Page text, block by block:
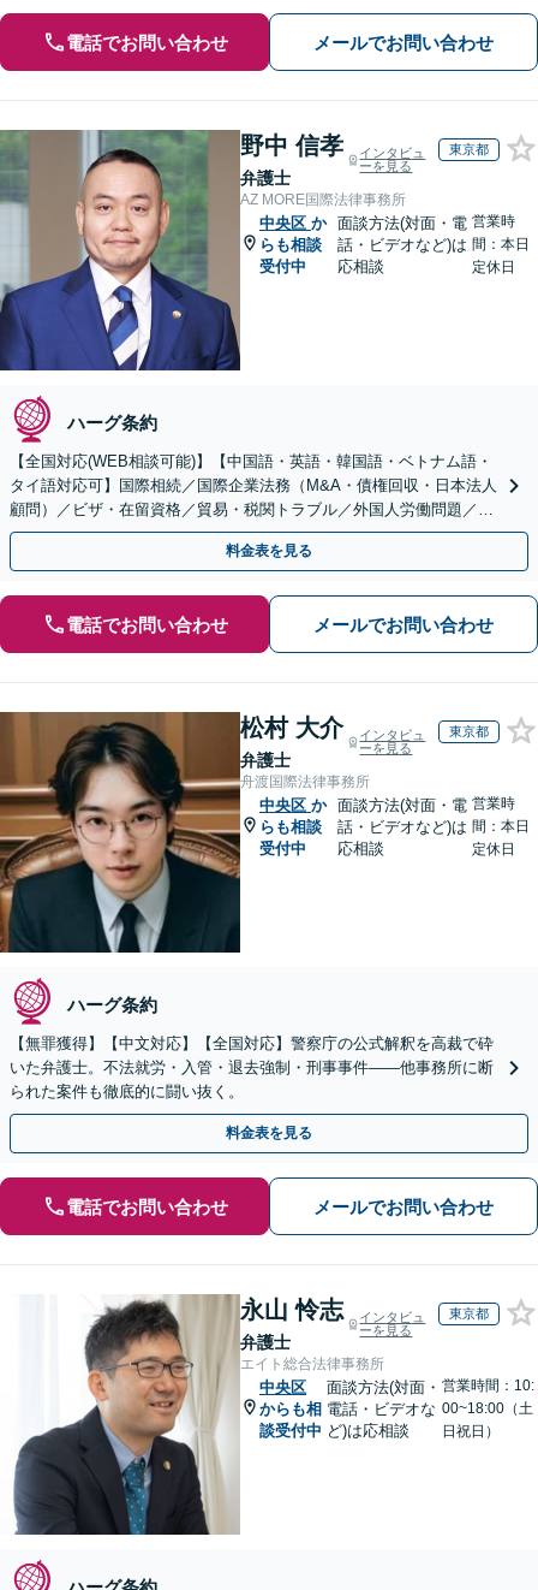
電話でお問い合わせ メールでお問い合わせ
野中 信孝
弁護士
インタビュ
ーを見る
東京都
AZ MORE国際法律事務所
中央区 か
らも相談
受付中
面談方法(対面・電
話・ビデオなど)は
応相談
営業時
間：本日
定休日
ハーグ条約
【全国対応(WEB相談可能)】【中国語・英語・韓国語・ベトナム語・
タイ語対応可】国際相続／国際企業法務（M&A・債権回収・日本法人
顧問）／ビザ・在留資格／貿易・税関トラブル／外国人労働問題／外
国人刑事事件など、幅広いご相談に対応可能
料金表を見る
電話でお問い合わせ メールでお問い合わせ
松村 大介
弁護士
インタビュ
ーを見る
東京都
舟渡国際法律事務所
中央区 か
らも相談
受付中
面談方法(対面・電
話・ビデオなど)は
応相談
営業時
間：本日
定休日
ハーグ条約
【無罪獲得】【中文対応】【全国対応】警察庁の公式解釈を高裁で砕
いた弁護士。不法就労・入管・退去強制・刑事事件——他事務所に断
られた案件も徹底的に闘い抜く。
料金表を見る
電話でお問い合わせ メールでお問い合わせ
永山 怜志
弁護士
インタビュ
ーを見る
東京都
エイト総合法律事務所
中央区
からも相
談受付中
面談方法(対面・
電話・ビデオな
ど)は応相談
営業時間：10:
00~18:00（土
日祝日）